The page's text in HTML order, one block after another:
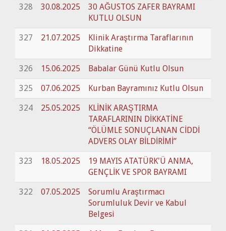
328 30.08.2025
30 AĞUSTOS ZAFER BAYRAMI
KUTLU OLSUN
327 21.07.2025
Klinik Araştırma Taraflarının
Dikkatine
326 15.06.2025 Babalar Günü Kutlu Olsun
325 07.06.2025 Kurban Bayramınız Kutlu Olsun
324 25.05.2025
KLİNİK ARAŞTIRMA
TARAFLARININ DİKKATİNE
“ÖLÜMLE SONUÇLANAN CİDDİ
ADVERS OLAY BİLDİRİMİ”
323 18.05.2025
19 MAYIS ATATÜRK'Ü ANMA,
GENÇLİK VE SPOR BAYRAMI
322 07.05.2025
Sorumlu Araştırmacı
Sorumluluk Devir ve Kabul
Belgesi